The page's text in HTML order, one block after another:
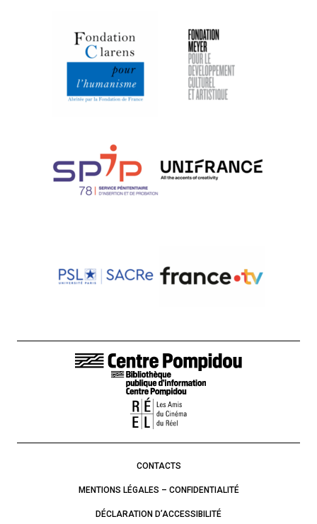
LIENS DE BAS DE PAGE
CONTACTS
MENTIONS LÉGALES – CONFIDENTIALITÉ
DÉCLARATION D’ACCESSIBILITÉ